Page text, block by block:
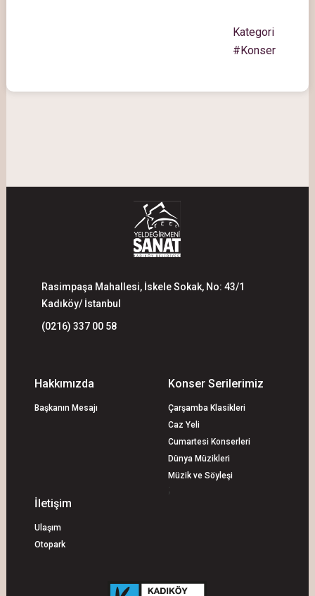
Kategori
#Konser
Rasimpaşa Mahallesi, İskele Sokak, No: 43/1
Kadıköy/ İstanbul
(0216) 337 00 58
Hakkımızda
Başkanın Mesajı
Konser Serilerimiz
Çarşamba Klasikleri
Caz Yeli
Cumartesi Konserleri
Dünya Müzikleri
Müzik ve Söyleşi
İletişim
Ulaşım
Otopark